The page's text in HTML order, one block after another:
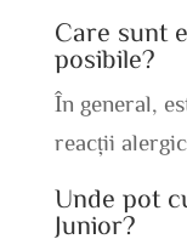
Care sunt
posibile?
În general,
reacții
Unde pot
Junior?